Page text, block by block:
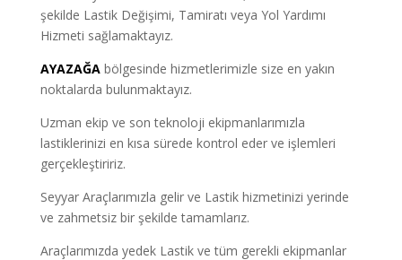
şekilde Lastik Değişimi, Tamiratı veya Yol Yardımı
Hizmeti sağlamaktayız.
AYAZAĞAbölgesinde hizmetlerimizle size en yakın
noktalarda bulunmaktayız.
Uzman ekip ve son teknoloji ekipmanlarımızla
lastiklerinizi en kısa sürede kontrol eder ve işlemleri
gerçekleştiririz.
Seyyar Araçlarımızla gelir ve Lastik hizmetinizi yerinde
ve zahmetsiz bir şekilde tamamlarız.
Araçlarımızda yedek Lastik ve tüm gerekli ekipmanlar